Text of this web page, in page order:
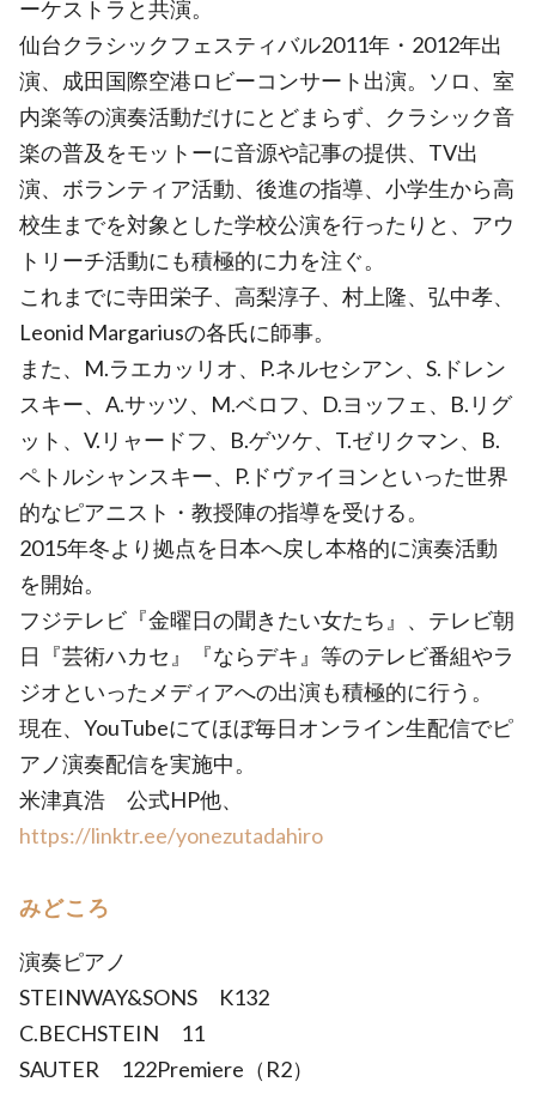
ーケストラと共演。
仙台クラシックフェスティバル2011年・2012年出
演、成田国際空港ロビーコンサート出演。ソロ、室
内楽等の演奏活動だけにとどまらず、クラシック音
楽の普及をモットーに音源や記事の提供、TV出
演、ボランティア活動、後進の指導、小学生から高
校生までを対象とした学校公演を行ったりと、アウ
トリーチ活動にも積極的に力を注ぐ。
これまでに寺田栄子、高梨淳子、村上隆、弘中孝、
Leonid Margariusの各氏に師事。
また、M.ラエカッリオ、P.ネルセシアン、S.ドレン
スキー、A.サッツ、M.ベロフ、D.ヨッフェ、B.リグ
ット、V.リャードフ、B.ゲツケ、T.ゼリクマン、B.
ペトルシャンスキー、P.ドヴァイヨンといった世界
的なピアニスト・教授陣の指導を受ける。
2015年冬より拠点を日本へ戻し本格的に演奏活動
を開始。
フジテレビ『金曜日の聞きたい女たち』、テレビ朝
日『芸術ハカセ』『ならデキ』等のテレビ番組やラ
ジオといったメディアへの出演も積極的に行う。
現在、YouTubeにてほぼ毎日オンライン生配信でピ
アノ演奏配信を実施中。
米津真浩 公式HP他、
https://linktr.ee/yonezutadahiro
みどころ
演奏ピアノ
STEINWAY&SONS K132
C.BECHSTEIN 11
SAUTER 122Premiere（R2）